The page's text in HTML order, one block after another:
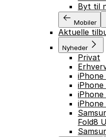
Byt til
Mobiler
Aktuelle
Nyheder
Privat
iPhone
iPhone
iPhone
iPhone
Fold8